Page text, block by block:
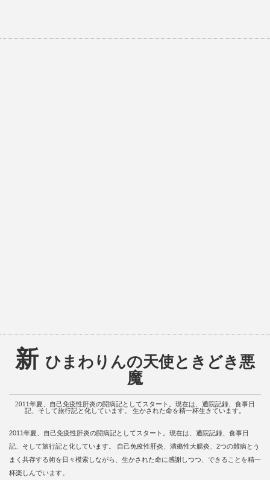
新 ひまわりんの天使ときどき悪
魔
2011年夏、自己免疫性肝炎の闘病記としてスタート。現在は、通院記録、食事日
記、そして旅行記と化しています。 生かされた命を精一杯生きています。
2011年夏、自己免疫性肝炎の闘病記としてスタート。現在は、通院記録、食事日
記、そして旅行記と化しています。 自己免疫性肝炎、潰瘍性大腸炎、2つの難病とう
まく共存する術を日々模索しながら、生かされた命に感謝しつつ、できることを精一
杯楽しんでいます。